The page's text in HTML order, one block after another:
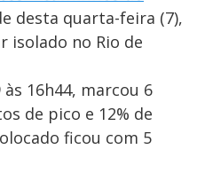
desta quarta-feira (7),
isolado no Rio de
16h44, marcou 6
de pico e 12% de
ficou com 5